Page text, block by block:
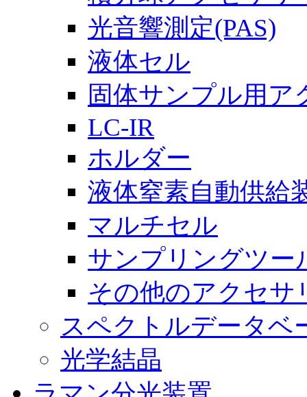
光音響測定(PAS)
液体セル
固体サンプル用ア
LC-IR
ホルダー
液体窒素自動供給
マルチセル
サンプリングツー
その他のアクセサ
スペクトルデータベ
光学結晶